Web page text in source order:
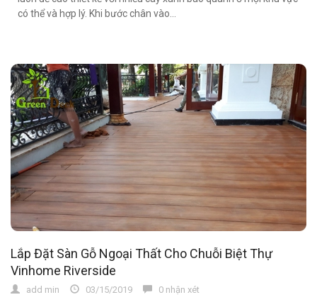
có thể và hợp lý. Khi bước chân vào...
Lắp Đặt Sàn Gỗ Ngoại Thất Cho Chuỗi Biệt Thự
Vinhome Riverside
add min 03/15/2019 0 nhận xét